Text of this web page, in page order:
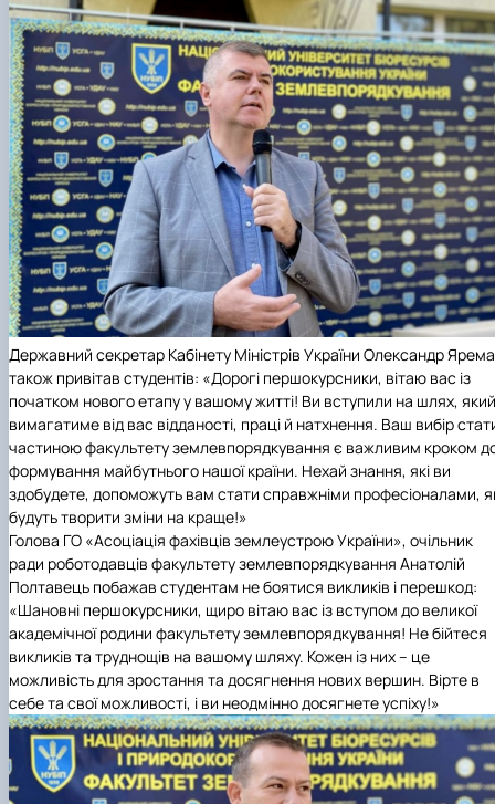
Державний секретар Кабінету Міністрів України Олександр Ярема
також привітав студентів: «Дорогі першокурсники, вітаю вас із
початком нового етапу у вашому житті! Ви вступили на шлях, який
вимагатиме від вас відданості, праці й натхнення. Ваш вибір
частиною факультету землевпорядкування є важливим кроком
формування майбутнього нашої країни. Нехай знання, які ви
здобудете, допоможуть вам стати справжніми професіоналами,
будуть творити зміни на краще!»
Голова ГО «Асоціація фахівців землеустрою України», очільник
ради роботодавців факультету землевпорядкування Анатолій
Полтавець побажав студентам не боятися викликів і перешкод:
«Шановні першокурсники, щиро вітаю вас із вступом до великої
академічної родини факультету землевпорядкування! Не бійтеся
викликів та труднощів на вашому шляху. Кожен із них – це
можливість для зростання та досягнення нових вершин. Вірте в
себе та свої можливості, і ви неодмінно досягнете успіху!»